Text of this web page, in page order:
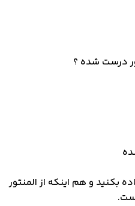
درست شده ؟
بکنید و هم اینکه از المنتور